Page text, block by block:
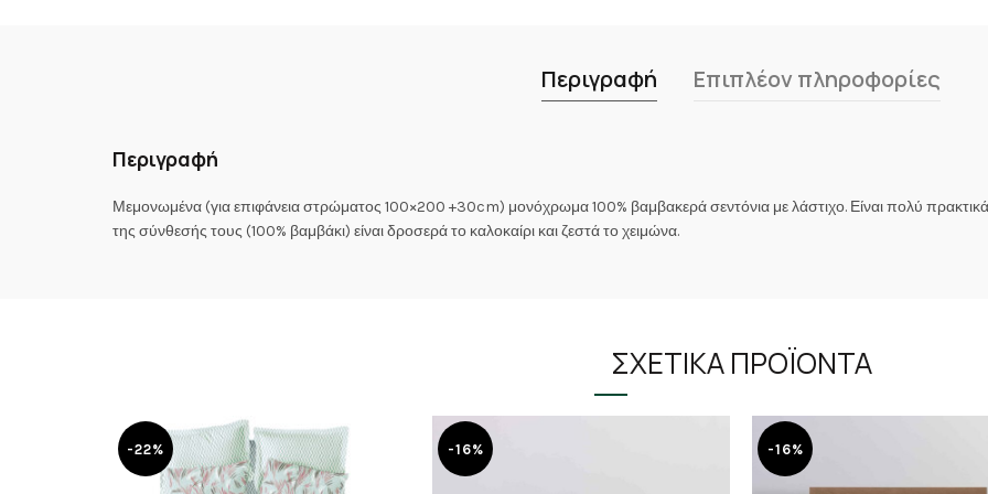
Περιγραφή Επιπλέον πληροφορίες
Περιγραφή
Μεμονωμένα (για επιφάνεια στρώματος 100×200 +30cm) μονόχρωμα 100% βαμβακερά σεντόνια με λάστιχο. Είναι πολύ
της σύνθεσής τους (100% βαμβάκι) είναι δροσερά το καλοκαίρι και ζεστά το χειμώνα.
ΣΧΕΤΙΚΆ ΠΡΟΪΌΝΤΑ
-22% -16% -16%